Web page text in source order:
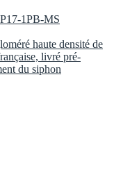
1PB-MS
haute densité de
livré pré-
du siphon